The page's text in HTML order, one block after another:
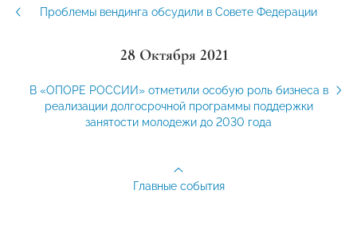
Проблемы вендинга обсудили в Совете Федерации
28 Октября 2021
В «ОПОРЕ РОССИИ» отметили особую роль бизнеса в
реализации долгосрочной программы поддержки
занятости молодежи до 2030 года
Главные события